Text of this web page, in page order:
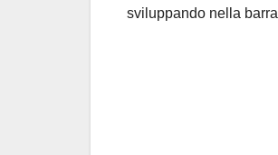
sviluppando nella barra